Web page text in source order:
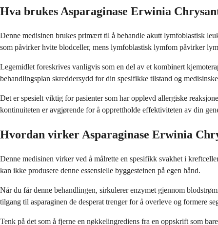
Hva brukes Asparaginase Erwinia
Denne medisinen brukes primært til å behandle akutt lymfoblastisk
som påvirker hvite blodceller, mens lymfoblastisk lymfom påvirker
Legemidlet foreskrives vanligvis som en del av et kombinert
behandlingsplan skreddersydd for din spesifikke tilstand og
Det er spesielt viktig for pasienter som har opplevd allergiske
kontinuiteten er avgjørende for å opprettholde effektiviteten av din
Hvordan virker Asparaginase Erwinia
Denne medisinen virker ved å målrette en spesifikk svakhet i
kan ikke produsere denne essensielle byggesteinen på egen hånd.
Når du får denne behandlingen, sirkulerer enzymet gjennom
tilgang til asparaginen de desperat trenger for å overleve og formere
Tenk på det som å fjerne en nøkkelingrediens fra en oppskrift som